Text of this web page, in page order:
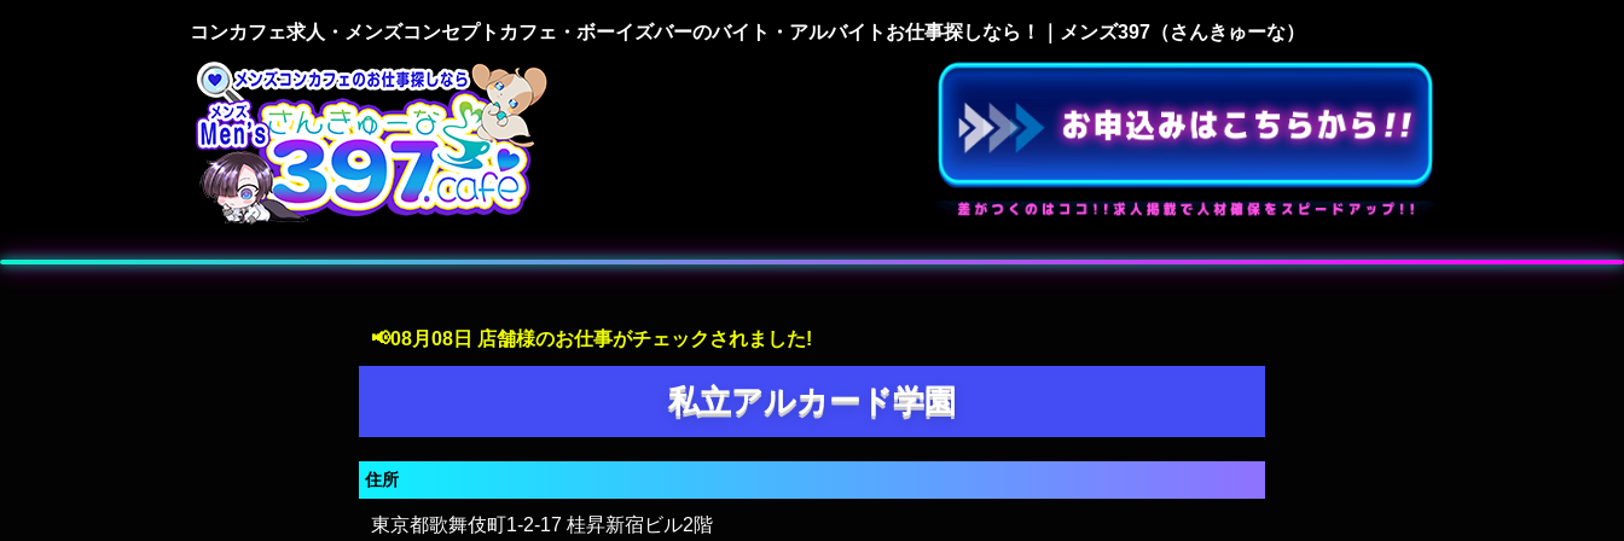
コンカフェ求人・メンズコンセプトカフェ・ボーイズバーのバイト・アルバイトお仕事探しなら！｜メンズ397（さんきゅーな）
📢08月08日 店舗様のお仕事がチェックされました!
私立アルカード学園
住所
東京都歌舞伎町1-2-17 桂昇新宿ビル2階